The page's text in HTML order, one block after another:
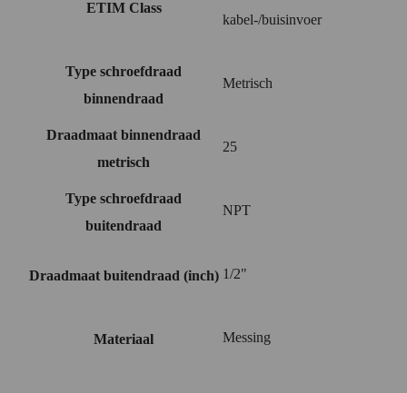
ETIM Class
kabel-/buisinvoer
Type schroefdraad
binnendraad
Metrisch
Draadmaat binnendraad
metrisch
25
Type schroefdraad
buitendraad
NPT
Draadmaat buitendraad (inch) 1/2"
Materiaal Messing